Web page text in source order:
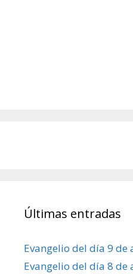
Últimas entradas
Evangelio del día 9 de
Evangelio del día 8 de